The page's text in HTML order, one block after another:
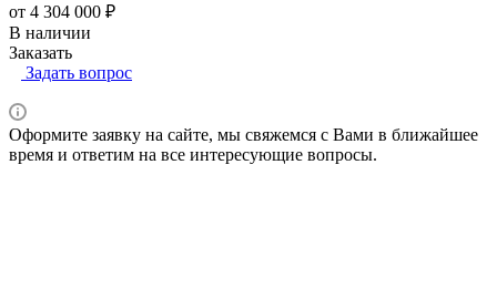
от 4 304 000 ₽
В наличии
Заказать
Задать вопрос
Оформите заявку на сайте, мы свяжемся с Вами в ближайшее
время и ответим на все интересующие вопросы.